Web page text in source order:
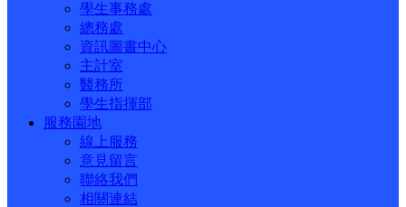
學生事務處
總務處
資訊圖書中心
主計室
醫務所
學生指揮部
服務園地
線上服務
意見留言
聯絡我們
相關連結